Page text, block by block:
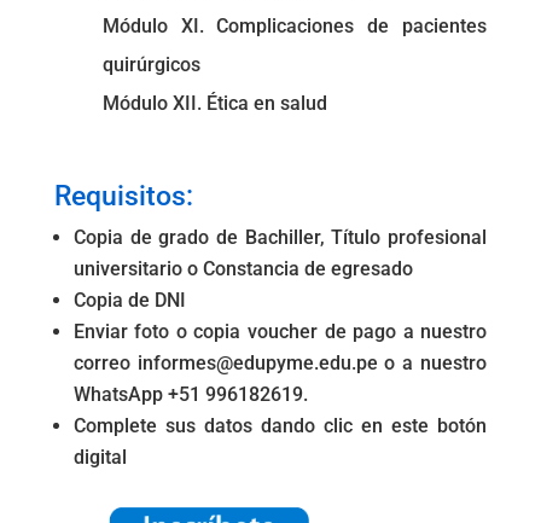
Módulo XI. Complicaciones de pacientes
quirúrgicos
Módulo XII. Ética en salud
Requisitos:
Copia de grado de Bachiller, Título profesional
universitario o Constancia de egresado
Copia de DNI
Enviar foto o copia voucher de pago a nuestro
correo informes@edupyme.edu.pe o a nuestro
WhatsApp +51 996182619.
Complete sus datos dando clic en este botón
digital